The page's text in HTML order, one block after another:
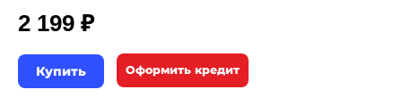
2 199 ₽
Купить Оформить кредит